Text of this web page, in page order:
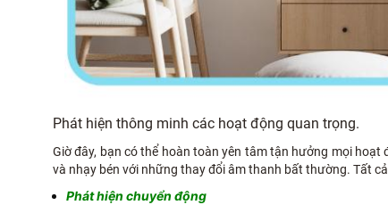
Phát hiện thông minh các hoạt động quan trọng.
Giờ đây, bạn có thể hoàn toàn yên tâm tận hưởng mọi
và nhạy bén với những thay đổi âm thanh bất thường. Tất
Phát hiện chuyển động